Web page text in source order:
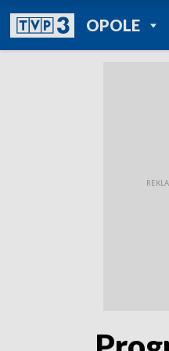
OPOLE
POWRÓT
TVP